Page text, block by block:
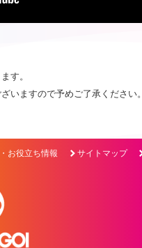
す。
いますので予めご了承ください。
お役立ち情報 サイトマップ